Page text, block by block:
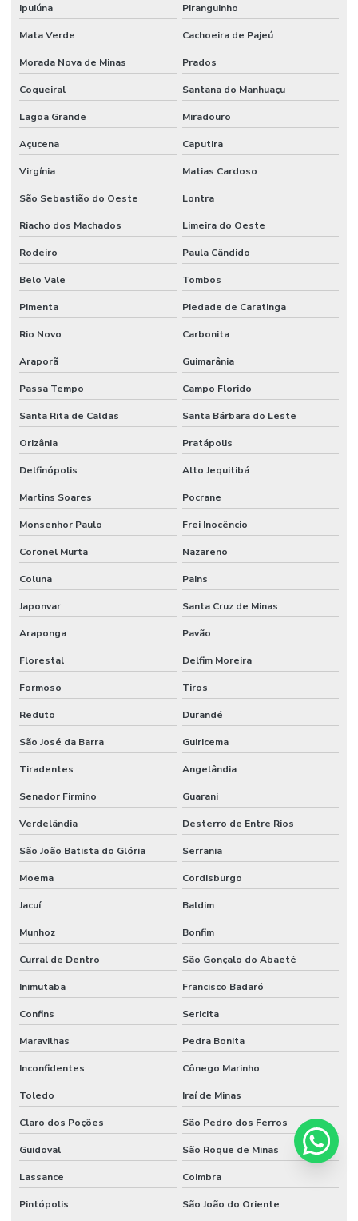
Ipuiúna Piranguinho
Mata Verde Cachoeira de Pajeú
Morada Nova de Minas Prados
Coqueiral Santana do Manhuaçu
Lagoa Grande Miradouro
Açucena Caputira
Virgínia Matias Cardoso
São Sebastião do Oeste Lontra
Riacho dos Machados Limeira do Oeste
Rodeiro Paula Cândido
Belo Vale Tombos
Pimenta Piedade de Caratinga
Rio Novo Carbonita
Araporã Guimarânia
Passa Tempo Campo Florido
Santa Rita de Caldas Santa Bárbara do Leste
Orizânia Pratápolis
Delfinópolis Alto Jequitibá
Martins Soares Pocrane
Monsenhor Paulo Frei Inocêncio
Coronel Murta Nazareno
Coluna Pains
Japonvar Santa Cruz de Minas
Araponga Pavão
Florestal Delfim Moreira
Formoso Tiros
Reduto Durandé
São José da Barra Guiricema
Tiradentes Angelândia
Senador Firmino Guarani
Verdelândia Desterro de Entre Rios
São João Batista do Glória Serrania
Moema Cordisburgo
Jacuí Baldim
Munhoz Bonfim
Curral de Dentro São Gonçalo do Abaeté
Inimutaba Francisco Badaró
Confins Sericita
Maravilhas Pedra Bonita
Inconfidentes Cônego Marinho
Toledo Iraí de Minas
Claro dos Poções São Pedro dos Ferros
Guidoval São Roque de Minas
Lassance Coimbra
Pintópolis São João do Oriente